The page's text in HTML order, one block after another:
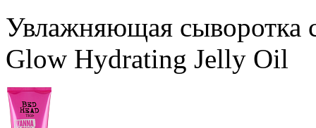
Увлажняющая сыворотка
Glow Hydrating Jelly Oil